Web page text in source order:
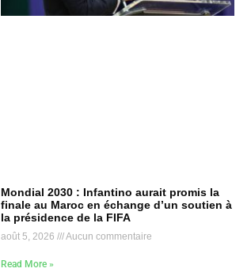
Mondial 2030 : Infantino aurait promis la
finale au Maroc en échange d’un soutien à
la présidence de la FIFA
août 5, 2026 Aucun commentaire
Read More »